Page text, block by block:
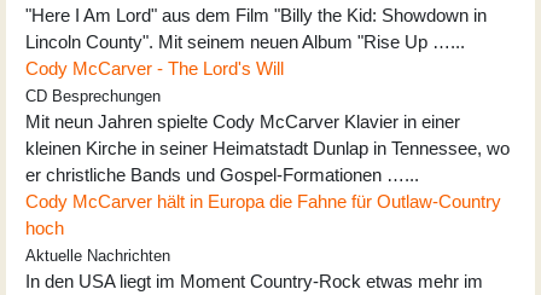
"Here I Am Lord" aus dem Film "Billy the Kid: Showdown in
Lincoln County". Mit seinem neuen Album "Rise Up …...
Cody McCarver - The Lord's Will
CD Besprechungen
Mit neun Jahren spielte Cody McCarver Klavier in einer
kleinen Kirche in seiner Heimatstadt Dunlap in Tennessee, wo
er christliche Bands und Gospel-Formationen …...
Cody McCarver hält in Europa die Fahne für Outlaw-Country
hoch
Aktuelle Nachrichten
In den USA liegt im Moment Country-Rock etwas mehr im